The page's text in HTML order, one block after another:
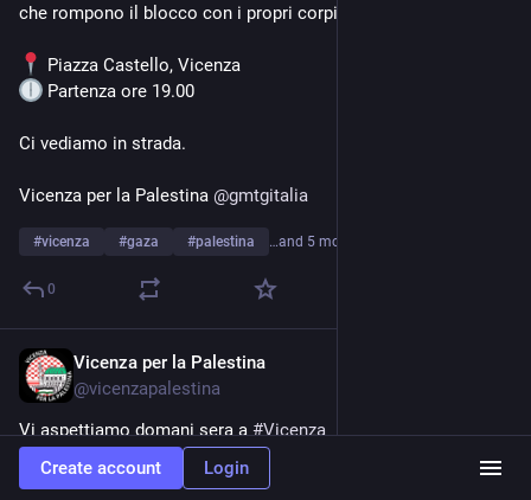
che rompono il blocco con i propri corpi e le proprie navi.
Piazza Castello, Vicenza
Partenza ore 19.00
Ci vediamo in strada.
Vicenza per la Palestina @gmtgitalia
#vicenza #gaza #palestina …and 5 more
0
Vicenza per la Palestina
@vicenzapalestina
Vi aspettiamo domani sera a #Vicenza
mastodon.bida.im/@vicenzapales
Create account Login